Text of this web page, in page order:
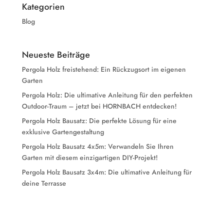
Kategorien
Blog
Neueste Beiträge
Pergola Holz freistehend: Ein Rückzugsort im eigenen
Garten
Pergola Holz: Die ultimative Anleitung für den perfekten
Outdoor-Traum – jetzt bei HORNBACH entdecken!
Pergola Holz Bausatz: Die perfekte Lösung für eine
exklusive Gartengestaltung
Pergola Holz Bausatz 4x5m: Verwandeln Sie Ihren
Garten mit diesem einzigartigen DIY-Projekt!
Pergola Holz Bausatz 3x4m: Die ultimative Anleitung für
deine Terrasse